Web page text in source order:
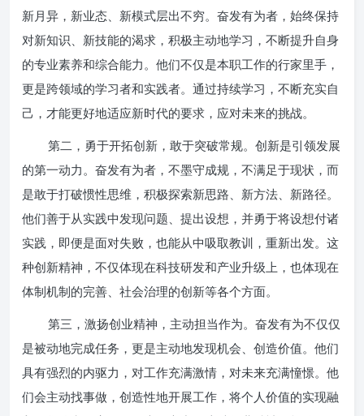
新月异，新业态、新模式层出不穷。奋发有为者，始终保持
对新知识、新技能的渴求，积极主动地学习，不断提升自身
的专业素养和综合能力。他们不仅是本职工作的行家里手，
更是跨领域的学习者和实践者。通过持续学习，不断充实自
己，才能更好地适应新时代的要求，应对未来的挑战。
第二，勇于开拓创新，敢于突破常规。创新是引领发展
的第一动力。奋发有为者，不墨守成规，不满足于现状，而
是敢于打破惯性思维，积极探索新思路、新方法、新路径。
他们善于从实践中发现问题、提出设想，并勇于将设想付诸
实践，即便是面对失败，也能从中吸取教训，重新出发。这
种创新精神，不仅体现在科技研发和产业升级上，也体现在
体制机制的完善、社会治理的创新等各个方面。
第三，激扬创业精神，主动担当作为。奋发有为不仅仅
是被动地完成任务，更是主动地发现机会、创造价值。他们
具有强烈的内驱力，对工作充满激情，对未来充满憧憬。他
们会主动找事做，创造性地开展工作，将个人价值的实现融